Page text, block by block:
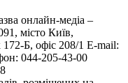
онлайн-медіа –
місто Київ,
Б, офіс 208/1 E-mail:
044-205-43-00